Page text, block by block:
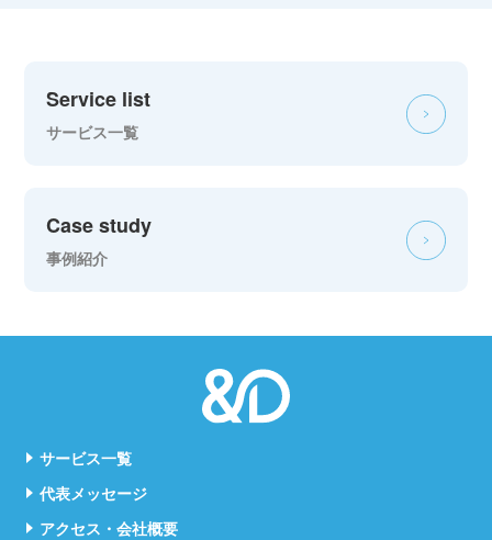
Service list
サービス一覧
Case study
事例紹介
サービス一覧
代表メッセージ
アクセス・会社概要